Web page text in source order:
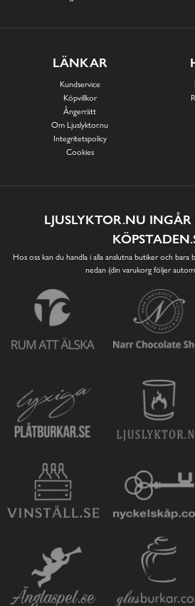
LÄNKAR
Kundservice
Köpvillkor
Ångerrätt
Om Ljuslyktor.nu
Integritetspolicy
Cookies
LJUSLYKTOR.NU
Hos oss kan du handla i alla anslutna butiker och bara
nedan (din varukorg följer